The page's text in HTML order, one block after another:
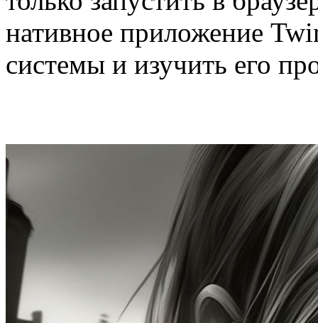
нативное приложение
системы и изучить его